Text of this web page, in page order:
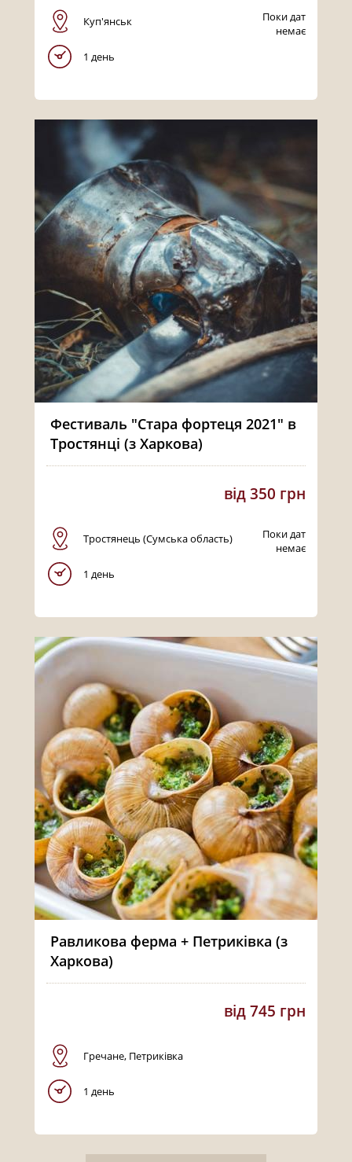
Куп'янськ
1 день
Поки дат
немає
Фестиваль "Стара фортеця 2021" в
Тростянці (з Харкова)
від 350 грн
Тростянець (Сумська область)
1 день
Поки дат
немає
Равликова ферма + Петриківка (з
Харкова)
від 745 грн
Гречане, Петриківка
1 день